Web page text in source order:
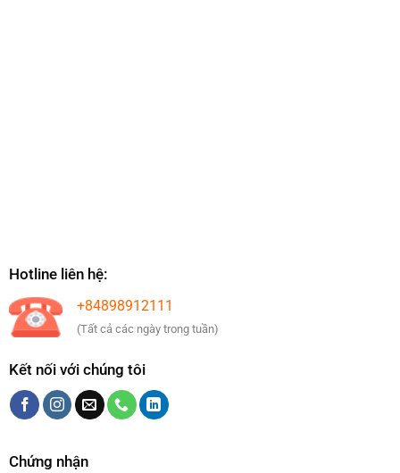
Hotline liên hệ:
+84898912111
(Tất cả các ngày trong tuần)
Kết nối với chúng tôi
Chứng nhận